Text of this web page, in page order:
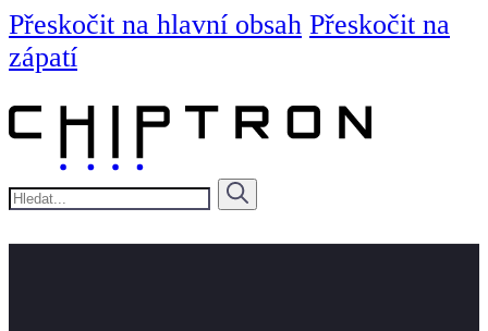
Přeskočit na hlavní obsah Přeskočit na
zápatí
Hledat